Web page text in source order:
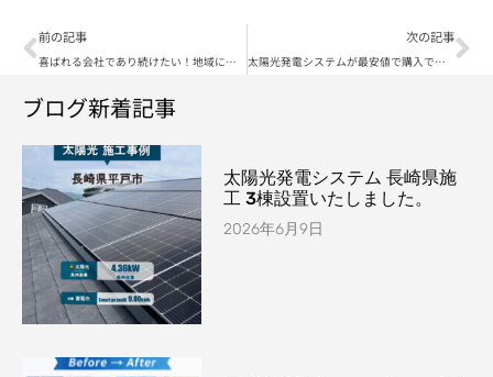
前の記事
喜ばれる会社であり続けたい！地域に貢献！ホリーホックエナジー株式会社
次の記事
太陽光発電システムが最安値で購入できる!? 長崎県大村市 ホリーホックエナジー株式会社
ブログ新着記事
太陽光発電システム 長崎県施
工 3棟設置いたしました。
2026年6月9日